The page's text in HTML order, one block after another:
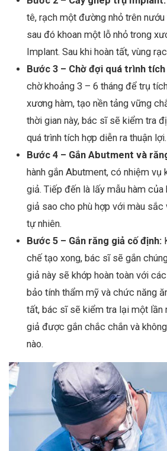
tê, rạch một đường nhỏ trên
sau đó khoan một lỗ nhỏ trong
Implant. Sau khi hoàn tất, vùng
Bước 3 – Chờ đợi quá trình
chờ khoảng 3 – 6 tháng để trụ
xương hàm, tạo nền tảng vững
thời gian này, bác sĩ sẽ kiểm tra
quá trình tích hợp diễn ra thuận lợi.
Bước 4 – Gắn Abutment và
hành gắn Abutment, có nhiệm vụ
giả. Tiếp đến là lấy mẫu hàm
giả sao cho phù hợp với màu sắc
tự nhiên.
Bước 5 – Gắn răng giả cố định:
chế tạo xong, bác sĩ sẽ gắn
giả này sẽ khớp hoàn toàn với
bảo tính thẩm mỹ và chức năng
tất, bác sĩ sẽ kiểm tra lại một lần
giả được gắn chắc chắn và
nào.